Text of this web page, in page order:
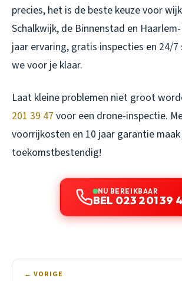
precies, het is de beste keuze voor
Schalkwijk, de Binnenstad en
jaar ervaring, gratis inspecties en 24/7
we voor je klaar.
Laat kleine problemen niet groot
201 39 47 voor een drone-inspectie.
voorrijkosten en 10 jaar garantie
toekomstbestendig!
NU BEREIKBAAR
BEL 023 201 39
← VORIGE